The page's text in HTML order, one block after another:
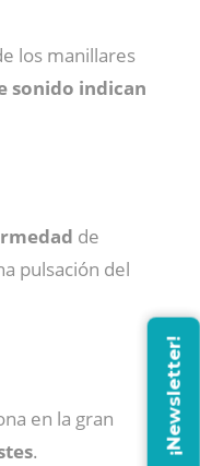
los manillares
sonido indican
de
pulsación del
en la gran
.
¡Newsletter!